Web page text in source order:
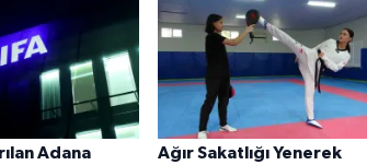
Adana
Ağır Sakatlığı Yenerek